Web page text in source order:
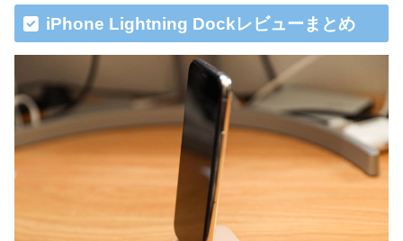
iPhone Lightning Dockレビューまとめ